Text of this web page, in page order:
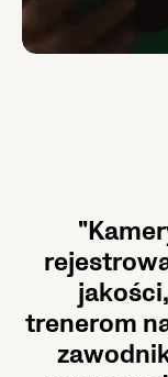
trenerom